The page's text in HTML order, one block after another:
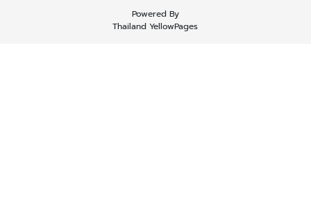
Powered By
Thailand YellowPages